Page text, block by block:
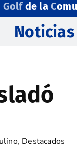
Golfde la C
Noticias
, Destacados